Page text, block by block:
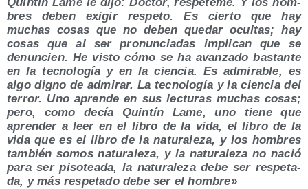
bres deben exi­gir res­pe­to. Es cier­to que hay
muchas cosas que no deben que­dar ocul­tas; hay
cosas que al ser pro­nun­cia­das impli­can que se
denun­cien. He vis­to cómo se ha avan­za­do bas­tan­te
en la tec­no­lo­gía y en la cien­cia. Es admi­ra­ble, es
algo digno de admi­rar. La tec­no­lo­gía y la cien­cia del
terror. Uno apren­de en sus lec­tu­ras muchas cosas;
pero, como decía Quin­tín Lame, uno tie­ne que
apren­der a leer en el libro de la vida, el libro de la
vida que es el libro de la natu­ra­le­za, y los hom­bres
tam­bién somos natu­ra­le­za, y la natu­ra­le­za no nació
para ser piso­tea­da, la natu­ra­le­za debe ser res­pe­ta­
da, y más res­pe­ta­do debe ser el hombre»